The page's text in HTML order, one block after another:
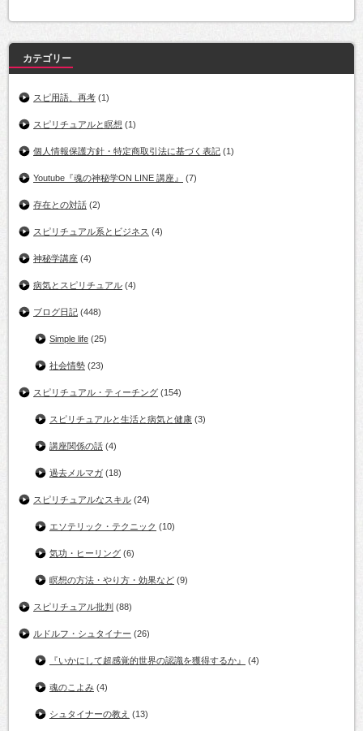
カテゴリー
スピ用語、再考 (1)
スピリチュアルと瞑想 (1)
個人情報保護方針・特定商取引法に基づく表記 (1)
Youtube『魂の神秘学ON LINE 講座』 (7)
存在との対話 (2)
スピリチュアル系とビジネス (4)
神秘学講座 (4)
病気とスピリチュアル (4)
ブログ日記 (448)
Simple life (25)
社会情勢 (23)
スピリチュアル・ティーチング (154)
スピリチュアルと生活と病気と健康 (3)
講座関係の話 (4)
過去メルマガ (18)
スピリチュアルなスキル (24)
エソテリック・テクニック (10)
気功・ヒーリング (6)
瞑想の方法・やり方・効果など (9)
スピリチュアル批判 (88)
ルドルフ・シュタイナー (26)
『いかにして超感覚的世界の認識を獲得するか』 (4)
魂のこよみ (4)
シュタイナーの教え (13)